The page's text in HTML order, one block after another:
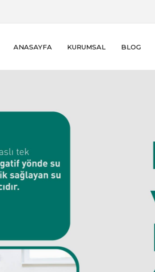
verimli halini görüntülemek için sayfayı
ANASAYFA KURUMSAL BLOG